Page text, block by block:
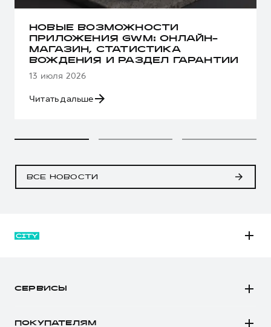
НОВЫЕ ВОЗМОЖНОСТИ
ПРИЛОЖЕНИЯ GWM: ОНЛАЙН-
МАГАЗИН, СТАТИСТИКА
ВОЖДЕНИЯ И РАЗДЕЛ ГАРАНТИИ
13 июля 2026
Читать дальше
ВСЕ НОВОСТИ
СЕРВИСЫ
ПОКУПАТЕЛЯМ